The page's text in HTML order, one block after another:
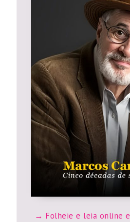
Folheie e leia online